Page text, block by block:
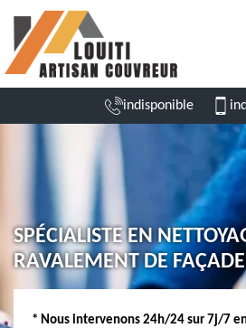
indisponible
SPÉCIALISTE EN
RAVALEMENT DE
* Nous intervenons 24h/24 sur 7j/7